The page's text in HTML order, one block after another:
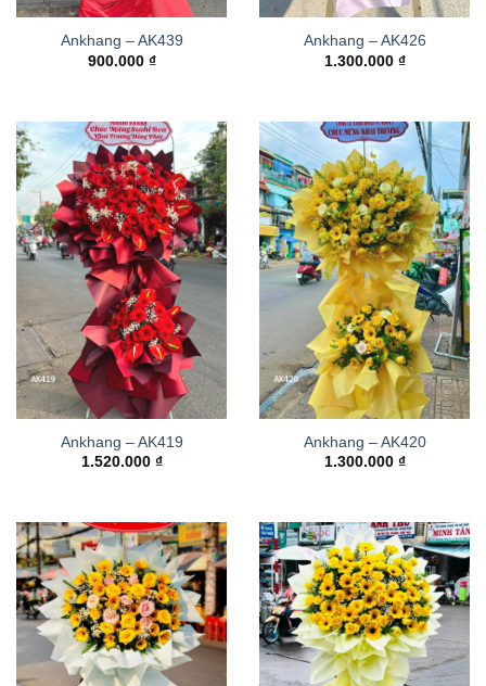
Ankhang – AK439
900.000 ₫
Ankhang – AK426
1.300.000 ₫
Ankhang – AK419
1.520.000 ₫
Ankhang – AK420
1.300.000 ₫